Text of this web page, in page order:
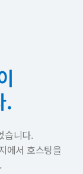
.
습니다.
에서 호스팅을